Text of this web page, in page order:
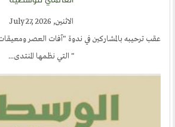
الاثنين, July 27, 2026
عقب ترحيبه بالمشاركين في ندوة "آفات العصر
" التي نظمها المنتدى...